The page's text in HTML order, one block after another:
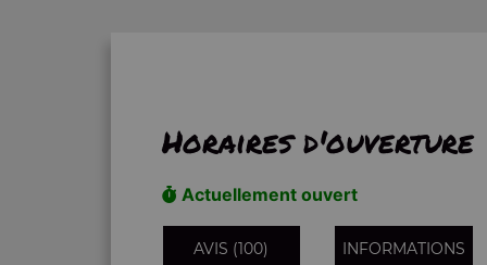
Horaires d'ouverture
Actuellement ouvert
AVIS (100) INFORMATIONS